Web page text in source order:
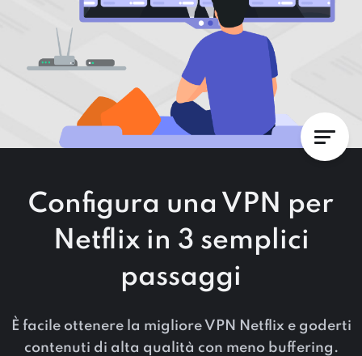
Configura una VPN per
Netflix in 3 semplici
passaggi
È facile ottenere la migliore VPN Netflix e goderti
contenuti di alta qualità con meno buffering.